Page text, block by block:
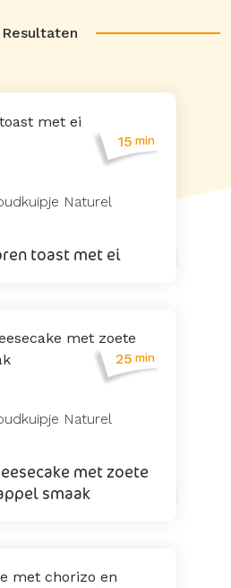
Resultaten
15 min
Naturel
toast met ei
25 min
Naturel
met zoete
smaak